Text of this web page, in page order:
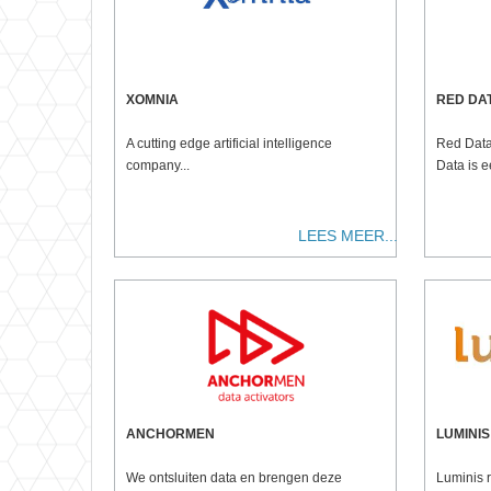
XOMNIA
A cutting edge artificial intelligence
company...
LEES MEER...
RED
Red
Data is
ANCHORMEN
We ontsluiten data en brengen deze
LUMINIS
Luminis